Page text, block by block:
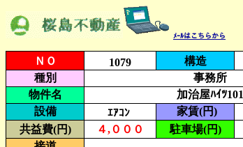
ﾒｰﾙはこちらから
ＮＯ 1079 構造
種別
事務所
物件名
加治屋ﾊｲﾂ101
設備
ｴｱｺﾝ 家賃(円)
共益費(円)
４,０００ 駐車場(円)